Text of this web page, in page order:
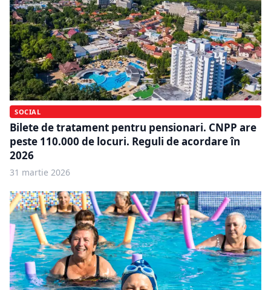
SOCIAL
Bilete de tratament pentru pensionari. CNPP are
peste 110.000 de locuri. Reguli de acordare în
2026
31 martie 2026